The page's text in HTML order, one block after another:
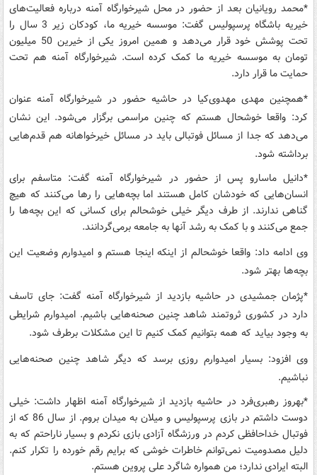
*محمد رویانیان بعد از حضور در محل شیرخوارگاه آمنه درباره فعالیت‌های
خیریه باشگاه پرسپولیس گفت: موسسه خیریه ما، کودکان زیر 3 سال را
تحت پوشش خود قرار می‌دهد و همین امروز یکی از خیرین 50 میلیون
تومان به موسسه خیریه ما کمک کرده است. شیرخوارگاه آمنه هم تحت
حمایت ما قرار دارد.
*همچنین مهدی مهدوی‌کیا در حاشیه حضور در شیرخوارگاه آمنه عنوان
کرد: واقعا خوشحال هستم که چنین مراسمی برگزار می‌شود. این نشان
می‌دهد که جدا از مسائل فوتبالی باید در مسائل خیرخواهانه هم قدم‌هایی
برداشته شود.
*دانیل ماسارو پس از حضور در شیرخوارگاه آمنه گفت: متاسفم برای
انسان‌هایی که خودشان کامل هستند اما بچه‌هایی را رها می‌کنند که هیچ
گناهی ندارند. از طرف دیگر خیلی خوشحالم برای کسانی که این بچه‌ها را
جمع می‌کنند و با کمک به رشد آنها به جامعه برمی‌گردانند.
وی ادامه داد: واقعا خوشحالم از اینکه اینجا هستم و امیدوارم وضعیت این
بچه‌ها بهتر شود.
*پژمان جمشیدی در حاشیه بازدید از شیرخوارگاه آمنه گفت: جای تاسف
دارد در کشوری ثروتمند شاهد چنین صحنه‌هایی باشیم. امیدوارم شرایطی
به وجود بیاید که همه بتوانیم کمک کنیم تا این مشکلات برطرف شود.
وی افزود: بسیار امیدوارم روزی برسد که دیگر شاهد چنین صحنه‌هایی
نباشیم.
*بهروز رهبری‌فرد در حاشیه بازدید از شیرخوارگاه آمنه اظهار داشت: خیلی
دوست داشتم در بازی پرسپولیس و میلان به میدان بروم. از سال 86 که از
فوتبال خداحافظی کردم در ورزشگاه آزادی بازی نکردم و بسیار ناراحتم که به
دلیل مصدومیت نمی‌توانم خاطرات خوشی که برایم رقم خورده را تکرار کنم.
البته ایرادی ندارد؛‌ من همواره شاگرد علی پروین هستم.